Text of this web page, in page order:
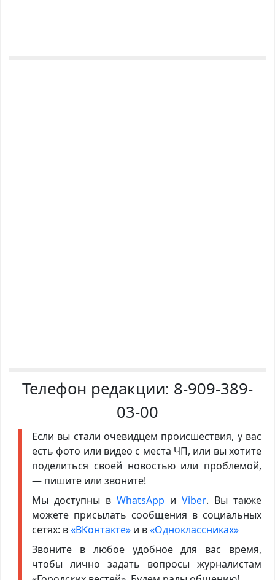
Телефон редакции: 8-909-389-
03-00
Если вы стали очевидцем происшествия, у вас
есть фото или видео с места ЧП, или вы хотите
поделиться своей новостью или проблемой,
— пишите или звоните!
Мы доступны в WhatsApp иViber. Вы также
можете присылать сообщения в социальных
сетях: в«ВКонтакте»и в«Одноклассниках»
Звоните в любое удобное для вас время,
чтобы лично задать вопросы журналистам